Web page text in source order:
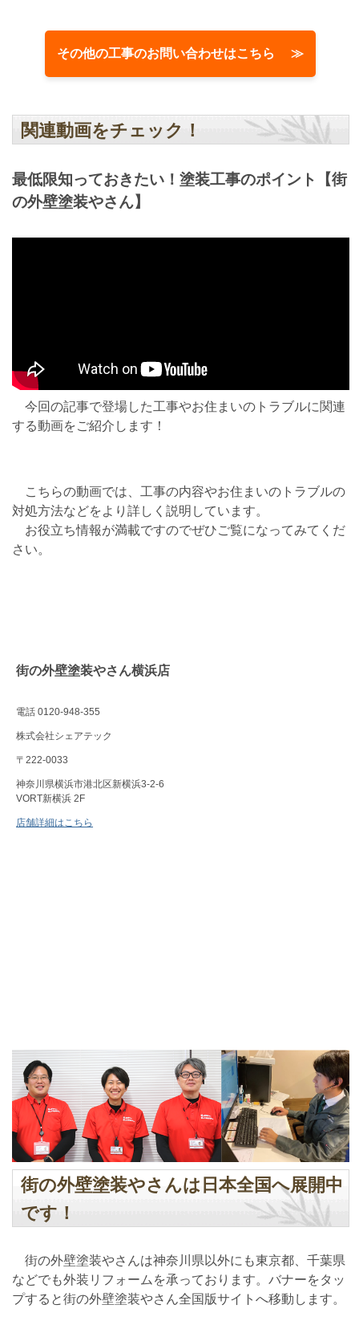
その他の工事のお問い合わせはこちら ≫
関連動画をチェック！
最低限知っておきたい！塗装工事のポイント【街
の外壁塗装やさん】
今回の記事で登場した工事やお住まいのトラブルに関連
する動画をご紹介します！
こちらの動画では、工事の内容やお住まいのトラブルの
対処方法などをより詳しく説明しています。
お役立ち情報が満載ですのでぜひご覧になってみてくだ
さい。
街の外壁塗装やさん横浜店
電話 0120-948-355
株式会社シェアテック
〒222-0033
神奈川県横浜市港北区新横浜3-2-6
VORT新横浜 2F
店舗詳細はこちら
街の外壁塗装やさんは日本全国へ展開中
です！
街の外壁塗装やさんは神奈川県以外にも東京都、千葉県
などでも外装リフォームを承っております。バナーをタッ
プすると街の外壁塗装やさん全国版サイトへ移動します。